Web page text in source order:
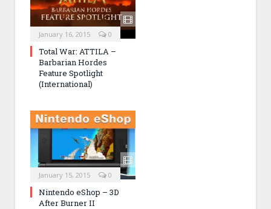
January 16, 2015 0
Total War: ATTILA –
Barbarian Hordes
Feature Spotlight
(International)
January 15, 2015 0
Nintendo eShop – 3D
After Burner II